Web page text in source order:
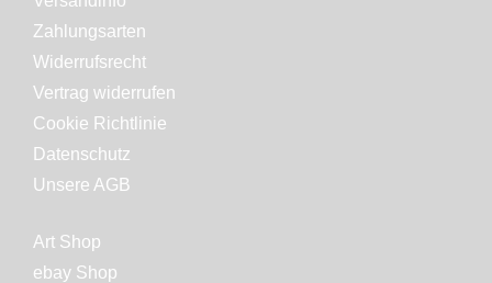
Zahlungsarten
Widerrufsrecht
Vertrag widerrufen
Cookie Richtlinie
Datenschutz
Unsere AGB
Art Shop
ebay Shop